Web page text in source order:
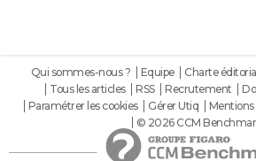
Qui sommes-nous ? Equipe Charte
Tous les articles
RSS Recrutement
Paramétrer les cookies
Gérer Utiq Mentions
© 2026 CCM